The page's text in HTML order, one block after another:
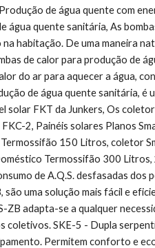
de água quente com
água quente sanitária, As
habitação. De uma maneira
de calor para produção de
do ar para aquecer a água,
de água quente sanitária, é
solar FKT da Junkers, Os
2, Painéis solares Planos
150 Litros, coletor
Termossifão 300 Litros,
de A.Q.S. desfasadas dos
são uma solução mais fácil e
adapta-se a qualquer
coletivos. SKE-5 - Dupla
Permitem conforto e